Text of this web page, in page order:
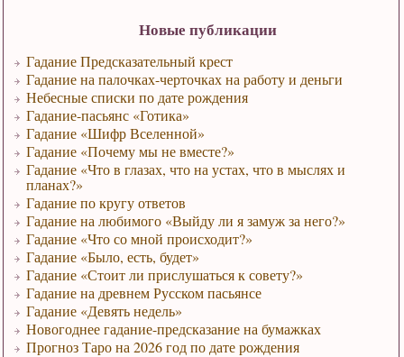
Новые публикации
Гадание Предсказательный крест
Гадание на палочках-черточках на работу и деньги
Небесные списки по дате рождения
Гадание-пасьянс «Готика»
Гадание «Шифр Вселенной»
Гадание «Почему мы не вместе?»
Гадание «Что в глазах, что на устах, что в мыслях и
планах?»
Гадание по кругу ответов
Гадание на любимого «Выйду ли я замуж за него?»
Гадание «Что со мной происходит?»
Гадание «Было, есть, будет»
Гадание «Стоит ли прислушаться к совету?»
Гадание на древнем Русском пасьянсе
Гадание «Девять недель»
Новогоднее гадание-предсказание на бумажках
Прогноз Таро на 2026 год по дате рождения